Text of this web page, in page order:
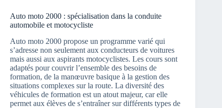
Auto moto 2000 : spécialisation dans la conduite
automobile et motocycliste
Auto moto 2000 propose un programme varié qui
s’adresse non seulement aux conducteurs de voitures
mais aussi aux aspirants motocyclistes. Les cours sont
adaptés pour couvrir l’ensemble des besoins de
formation, de la manœuvre basique à la gestion des
situations complexes sur la route. La diversité des
véhicules de formation est un atout majeur, car elle
permet aux élèves de s’entraîner sur différents types de